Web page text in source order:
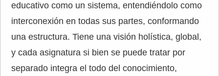
educativo como un sistema, entendiéndolo como
interconexión en todas sus partes, conformando
una estructura. Tiene una visión holística, global,
y cada asignatura si bien se puede tratar por
separado integra el todo del conocimiento,